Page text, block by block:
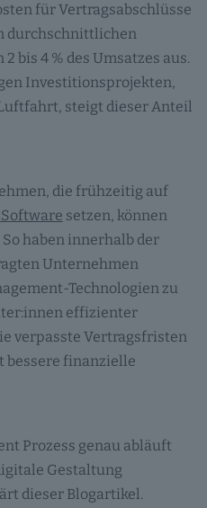
für Vertragsabschlüsse
durchschnittlichen
bis 4 % des Umsatzes aus.
Investitionsprojekten,
steigt dieser Anteil
die frühzeitig auf
setzen, können
haben innerhalb der
Unternehmen
Technologien zu
effizienter
verpasste Vertragsfristen
bessere finanzielle
Prozess genau abläuft
Gestaltung
dieser Blogartikel.